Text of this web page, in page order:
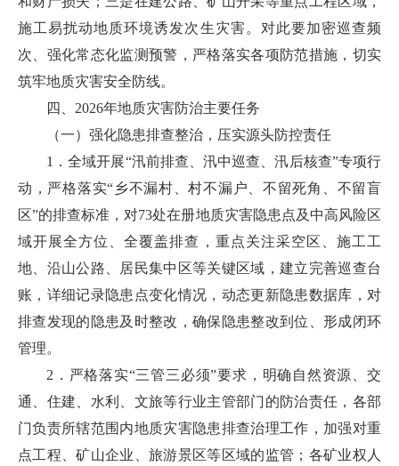
施工易扰动地质环境诱发次生灾害。对此要加密巡查频
次、强化常态化监测预警，严格落实各项防范措施，切实
筑牢地质灾害安全防线。
四、2026年地质灾害防治主要任务
（一）强化隐患排查整治，压实源头防控责任
1．全域开展“汛前排查、汛中巡查、汛后核查”专项行
动，严格落实“乡不漏村、村不漏户、不留死角、不留盲
区”的排查标准，对73处在册地质灾害隐患点及中高风险区
域开展全方位、全覆盖排查，重点关注采空区、施工工
地、沿山公路、居民集中区等关键区域，建立完善巡查台
账，详细记录隐患点变化情况，动态更新隐患数据库，对
排查发现的隐患及时整改，确保隐患整改到位、形成闭环
管理。
2．严格落实“三管三必须”要求，明确自然资源、交
通、住建、水利、文旅等行业主管部门的防治责任，各部
门负责所辖范围内地质灾害隐患排查治理工作，加强对重
点工程、矿山企业、旅游景区等区域的监管；各矿业权人